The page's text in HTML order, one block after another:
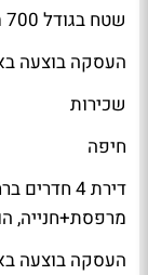
שטח בגודל 700 מ"ר, נמכרה ב- 1.475 שקל.
העסקה בוצעה
שכירות
חיפה
מרפסת+חנייה, הושכרה ב-3,000
העסקה בוצעה